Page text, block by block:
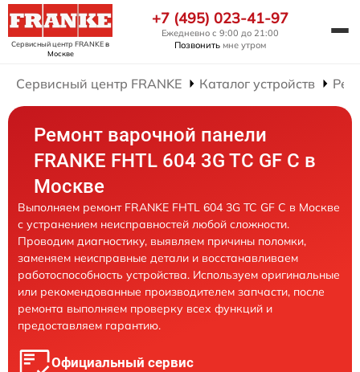
Сервисный центр FRANKEв
Москве
+7 (495) 023-41-97
Ежедневно с 9:00 до 21:00
Позвонить мне утром
Сервисный центр FRANKE Каталог устройств
Ремонт варочной панели
FRANKE FHTL 604 3G TC GF C в
Москве
Выполняем ремонт FRANKE FHTL 604 3G TC GF C в Москве
с устранением неисправностей любой сложности.
Проводим диагностику, выявляем причины поломки,
заменяем неисправные детали и восстанавливаем
работоспособность устройства. Используем оригинальные
или рекомендованные производителем запчасти, после
ремонта выполняем проверку всех функций и
предоставляем гарантию.
Официальный сервис